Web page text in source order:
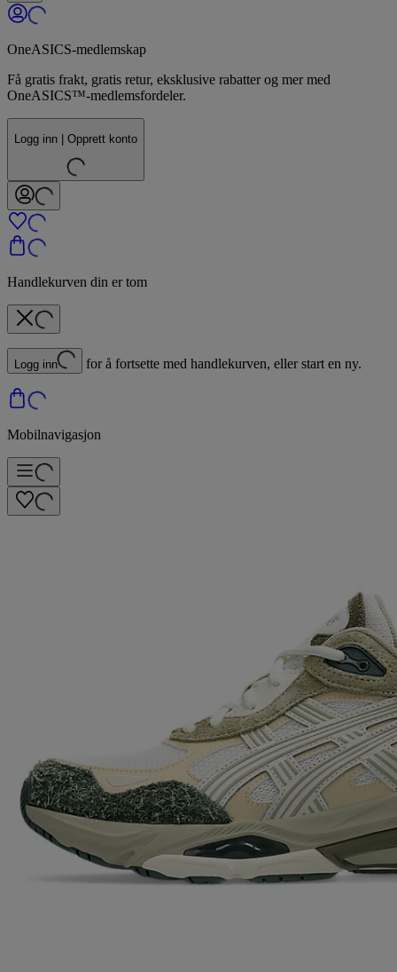
OneASICS-medlemskap
Få gratis frakt, gratis retur, eksklusive rabatter og mer med
OneASICS™-medlemsfordeler.
Logg inn | Opprett konto
Handlekurven din er tom
Logg inn for å fortsette med handlekurven, eller start en ny.
Mobilnavigasjon